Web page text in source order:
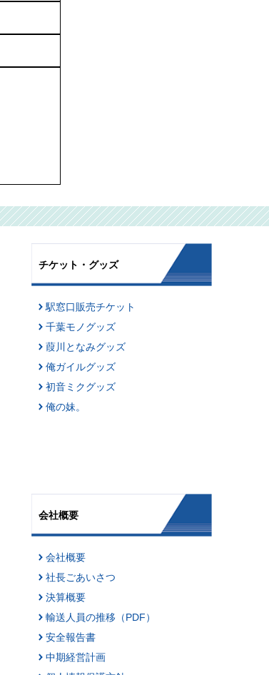
チケット・グッズ
駅窓口販売チケット
千葉モノグッズ
葭川となみグッズ
俺ガイルグッズ
初音ミクグッズ
俺の妹。
会社概要
会社概要
社長ごあいさつ
決算概要
輸送人員の推移（PDF）
安全報告書
中期経営計画